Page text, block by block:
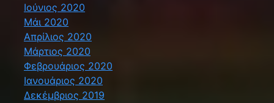
Ιούνιος 2020
Μάι 2020
Απρίλιος 2020
Μάρτιος 2020
Φεβρουάριος 2020
Ιανουάριος 2020
Δεκέμβριος 2019